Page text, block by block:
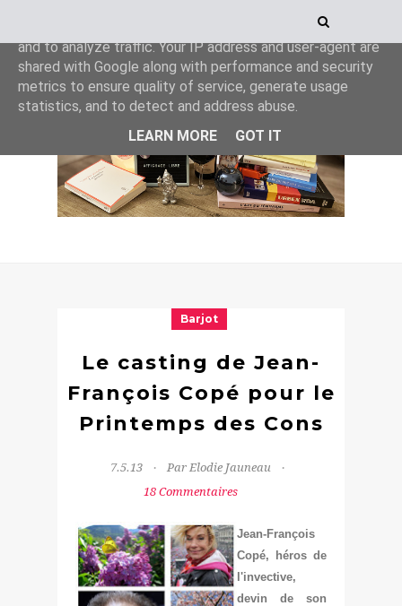
Barjot
Le casting de Jean-
François Copé pour le
Printemps des Cons
7.5.13
Par Elodie Jauneau
18 Commentaires
Jean-François
Copé, héros de
l'invective,
devin de son
This site uses cookies from Google to deliver its services
and to analyze traffic. Your IP address and user-agent are
shared with Google along with performance and security
metrics to ensure quality of service, generate usage
statistics, and to detect and address abuse.
LEARN MORE
GOT IT